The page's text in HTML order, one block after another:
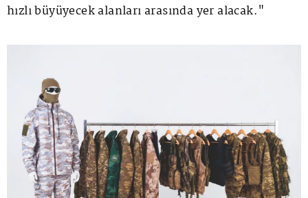
hızlı büyüyecek alanları arasında yer alacak."